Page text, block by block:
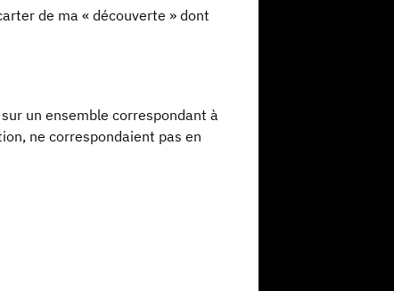
de ma « découverte » dont
un ensemble correspondant à
ne correspondaient pas en